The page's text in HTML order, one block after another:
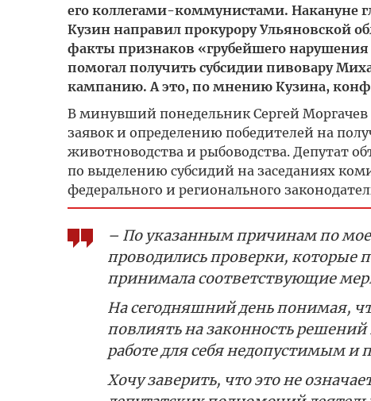
его коллегами-коммунистами. Накануне
Кузин направил прокурору Ульяновской
факты признаков «грубейшего нарушения
помогал получить субсидии пивовару
кампанию. А это, по мнению Кузина,
В минувший понедельник Сергей Моргачев
заявок и определению победителей на
животноводства и рыбоводства. Депутат
по выделению субсидий на заседаниях
федерального и регионального
– По указанным причинам по
проводились проверки, которые
принимала соответствующие
На сегодняшний день понимая,
повлиять на законность решений
работе для себя недопустимым и
Хочу заверить, что это не